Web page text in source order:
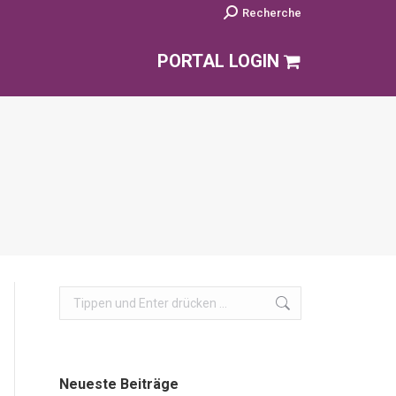
Search:Recherche
PORTAL LOGIN
Search:
Neueste Beiträge